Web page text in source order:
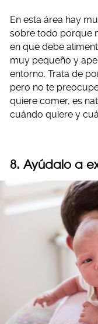
En esta área hay
sobre todo porque
en que debe
muy pequeño y
entorno. Trata de
pero no te
quiere comer, es
cuándo quiere y
8. Ayúdalo a